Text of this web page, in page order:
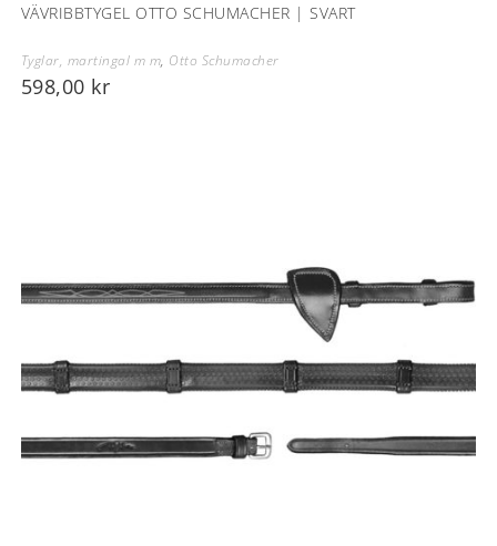
VÄVRIBBTYGEL OTTO SCHUMACHER | SVART
Tyglar, martingal m m, Otto Schumacher
598,00 kr